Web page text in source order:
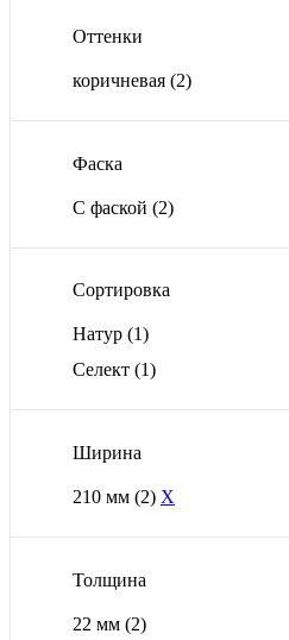
Оттенки
коричневая (2)
Фаска
С фаской (2)
Сортировка
Натур (1)
Селект (1)
Ширина
210 мм (2) X
Толщина
22 мм (2)